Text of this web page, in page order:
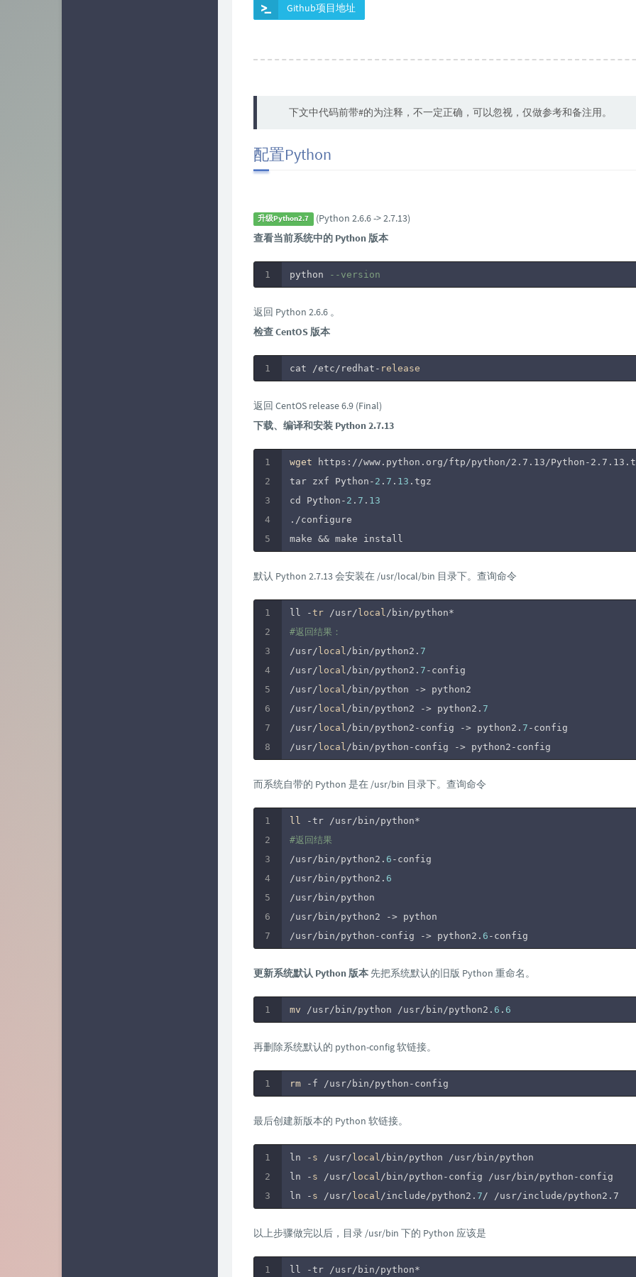
Github项目地址
下文中代码前带#的为注释，不一定正确，可以忽视，仅做参考和备注用。
配置Python
升级Python2.7 (Python 2.6.6 -> 2.7.13)
查看当前系统中的 Python 版本
python --version
返回 Python 2.6.6 。
检查 CentOS 版本
cat /etc/redhat- release
返回 CentOS release 6.9 (Final)
下载、编译和安装 Python 2.7.13
wget https://www.python.org/ftp/python/2.7.13/Python-
tar zxf Python- 2 . 7 . 13 .tgz
cd Python- 2 . 7 . 13
./configure
make && make install
默认 Python 2.7.13 会安装在 /usr/local/bin 目录下。查询命令
ll -tr /usr/ local
#返回结果：
/usr/ local/bin/python2. 7
/usr/ local/bin/python2. 7 -config
/usr/ local/bin/python -> python2
/usr/ local/bin/python2 -> python2. 7
/usr/ local/bin/python2-config -> python2. 7 -config
/usr/ local/bin/python-config -> python2-config
而系统自带的 Python 是在 /usr/bin 目录下。查询命令
ll
#返回结果
/usr/bin/python2. 6 -config
/usr/bin/python2. 6
/usr/bin/python
/usr/bin/python2 -> python
/usr/bin/python-config -> python2. 6 -config
更新系统默认 Python 版本 先把系统默认的旧版 Python 重命名。
mv /usr/bin/python /usr/bin/python2. 6 . 6
再删除系统默认的 python-config 软链接。
rm -f /usr/bin/python-config
最后创建新版本的 Python 软链接。
ln - s /usr/ local/bin/python /usr/bin/python
ln - s /usr/ local/bin/python-config /usr/bin/python-config
ln - s /usr/ local/include/python2. 7/ /usr/include/python2.7
以上步骤做完以后，目录 /usr/bin 下的 Python 应该是